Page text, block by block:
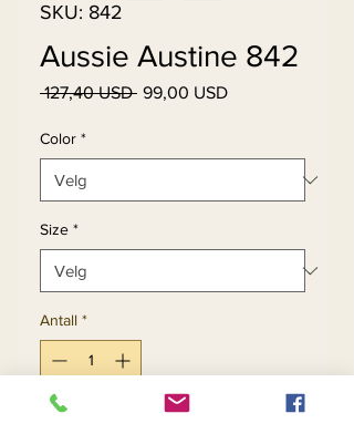
SKU: 842
Aussie Austine 842
127,40 USD Vanlig
99,00 USDSalgspris
Color *
Size *
Antall *